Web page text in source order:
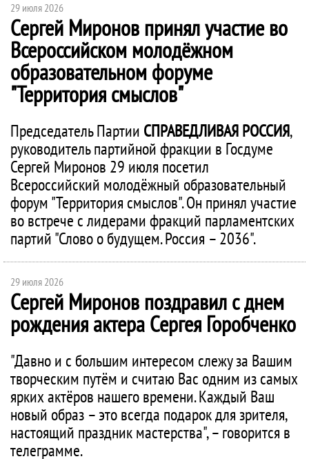
29 июля 2026
Сергей Миронов принял участие во
Всероссийском молодёжном
образовательном форуме
"Территория смыслов"
Председатель Партии СПРАВЕДЛИВАЯ РОССИЯ,
руководитель партийной фракции в Госдуме
Сергей Миронов 29 июля посетил
Всероссийский молодёжный образовательный
форум "Территория смыслов". Он принял участие
во встрече с лидерами фракций парламентских
партий "Слово о будущем. Россия – 2036".
29 июля 2026
Сергей Миронов поздравил с днем
рождения актера Сергея Горобченко
"Давно и с большим интересом слежу за Вашим
творческим путём и считаю Вас одним из самых
ярких актёров нашего времени. Каждый Ваш
новый образ – это всегда подарок для зрителя,
настоящий праздник мастерства", – говорится в
телеграмме.